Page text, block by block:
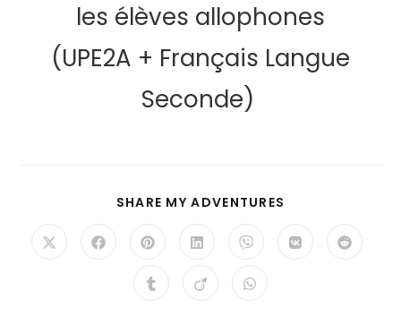
les élèves allophones
(UPE2A + Français Langue
Seconde)
SHARE MY ADVENTURES